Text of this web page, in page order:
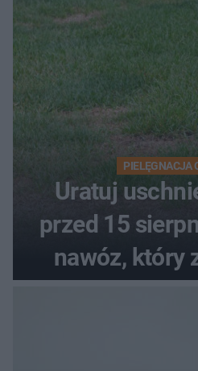
PIELĘGNACJA
Uratuj
przed 15
nawóz, który
wydawania